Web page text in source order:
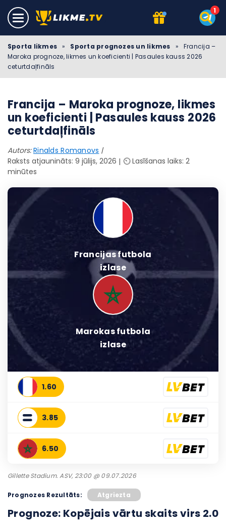
Sporta likmes » Sporta prognozes un likmes »
Francija –
Maroka prognoze, likmes un koeficienti | Pasaules kauss 2026
ceturtdaļfināls
Francija – Maroka prognoze, likmes
un koeficienti | Pasaules kauss 2026
ceturtdaļfināls
Autors:Rinalds Romanovs
Raksts atjaunināts: 9 jūlijs, 2026
⏲️ Lasīšanas laiks: 2
minūtes
Francijas futbola
izlase
Marokas futbola
izlase
1.60
3.85
6.50
Gillette Stadium. ASV, 23:00 @ 09.07.2026
Prognozes Rezultāts: Atgriezta
Prognoze: Kopējais vārtu skaits virs 2.0